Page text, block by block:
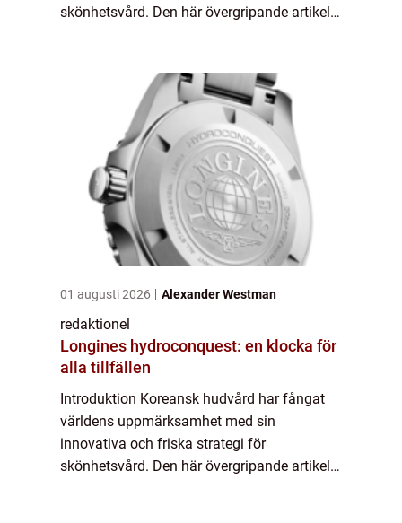
skönhetsvård. Den här övergripande artikeln
principer till dess ...
01 augusti 2026 Alexander Westman
redaktionel
Longines hydroconquest: en klocka för
alla tillfällen
Introduktion Koreansk hudvård har fångat
världens uppmärksamhet med sin
innovativa och friska strategi för
skönhetsvård. Den här övergripande artikeln